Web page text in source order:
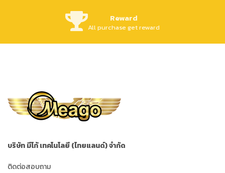
Reward
All purchase get reward
บริษัท มีโก้ เทคโนโลยี (ไทยแลนด์) จำกัด
ติดต่อสอบถาม